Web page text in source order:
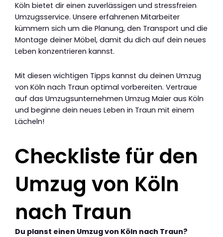
Köln bietet dir einen zuverlässigen und stressfreien
Umzugsservice. Unsere erfahrenen Mitarbeiter
kümmern sich um die Planung, den Transport und die
Montage deiner Möbel, damit du dich auf dein neues
Leben konzentrieren kannst.
Mit diesen wichtigen Tipps kannst du deinen Umzug
von Köln nach Traun optimal vorbereiten. Vertraue
auf das Umzugsunternehmen Umzug Maier aus Köln
und beginne dein neues Leben in Traun mit einem
Lächeln!
Checkliste für den
Umzug von Köln
nach Traun
Du planst einen Umzug von Köln nach Traun?